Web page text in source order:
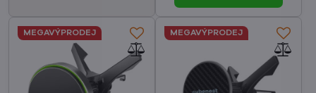
MEGAVÝPRODEJ MEGAVÝPRODEJ